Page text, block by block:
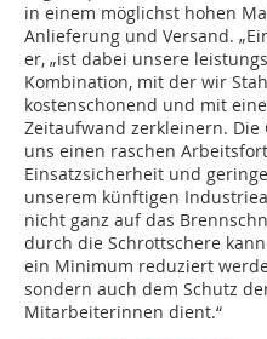
in einem möglichst hohen
Anlieferung und Versand.
er, „ist dabei unsere
Kombination, mit der wir
kostenschonend und mit
Zeitaufwand zerkleinern. Die
uns einen raschen
Einsatzsicherheit und
unserem künftigen
nicht ganz auf das
durch die Schrottschere
ein Minimum reduziert
sondern auch dem Schutz
Mitarbeiterinnen dient.“